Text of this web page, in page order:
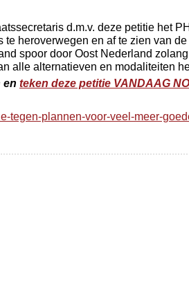
d.m.v. deze petitie het
te heroverwegen en af te zien van
spoor door Oost Nederland
alle alternatieven en modaliteiten
en teken deze petitie VANDAAG
tegen-plannen-voor-veel-meer-